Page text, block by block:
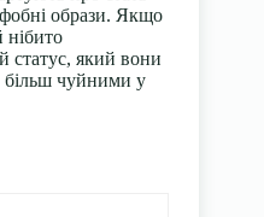
образи. Якщо
нібито
статус, який вони
більш чуйними у